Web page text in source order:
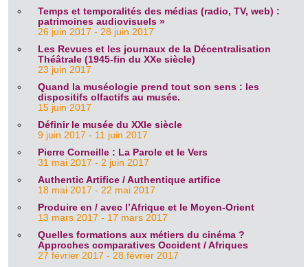
Temps et temporalités des médias (radio, TV, web) :
patrimoines audiovisuels »
26 juin 2017 - 28 juin 2017
Les Revues et les journaux de la Décentralisation
Théâtrale (1945-fin du XXe siècle)
23 juin 2017
Quand la muséologie prend tout son sens : les
dispositifs olfactifs au musée.
15 juin 2017
Définir le musée du XXIe siècle
9 juin 2017 - 11 juin 2017
Pierre Corneille : La Parole et le Vers
31 mai 2017 - 2 juin 2017
Authentic Artifice / Authentique artifice
18 mai 2017 - 22 mai 2017
Produire en / avec l’Afrique et le Moyen-Orient
13 mars 2017 - 17 mars 2017
Quelles formations aux métiers du cinéma ?
Approches comparatives Occident / Afriques
27 février 2017 - 28 février 2017